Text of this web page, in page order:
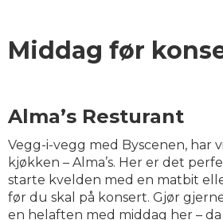
Middag før
Alma’s Resturant
Vegg-i-vegg med Byscenen, har
kjøkken – Alma’s. Her er det
starte kvelden med en matbit
før du skal på konsert. Gjør
en helaften med middag her –